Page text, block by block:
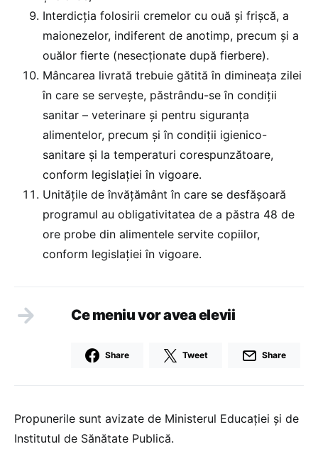
Interdicția folosirii cremelor cu ouă și frișcă, a
maionezelor, indiferent de anotimp, precum și a
ouălor fierte (nesecționate după fierbere).
Mâncarea livrată trebuie gătită în dimineața zilei
în care se servește, păstrându-se în condiții
sanitar – veterinare și pentru siguranța
alimentelor, precum și în condiții igienico-
sanitare și la temperaturi corespunzătoare,
conform legislației în vigoare.
Unitățile de învățământ în care se desfășoară
programul au obligativitatea de a păstra 48 de
ore probe din alimentele servite copiilor,
conform legislației în vigoare.
Ce meniu vor avea elevii
Share Tweet Share
Propunerile sunt avizate de Ministerul Educației și de
Institutul de Sănătate Publică.